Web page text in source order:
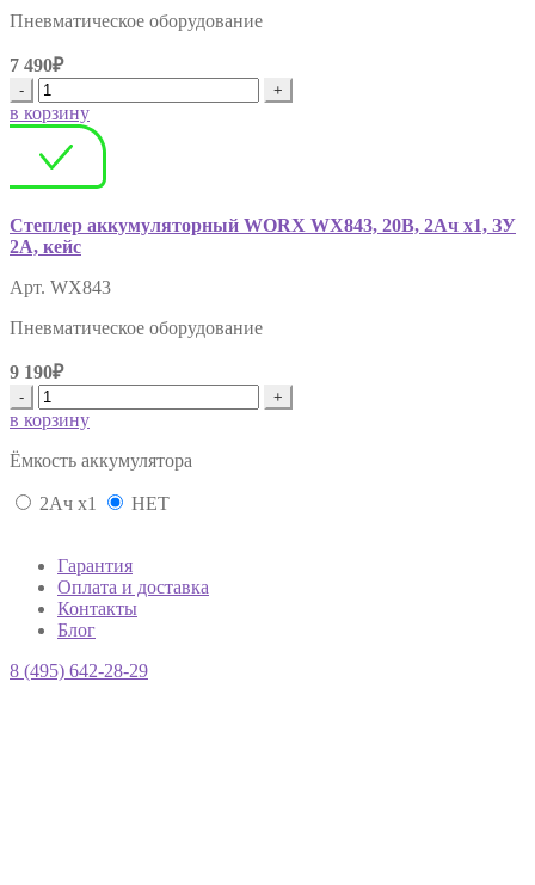
Пневматическое оборудование
7 490₽
- +
в корзину
Степлер аккумуляторный WORX WX843, 20В, 2Ач х1, ЗУ
2А, кейс
Арт. WX843
Пневматическое оборудование
9 190₽
- +
в корзину
Ëмкость аккумулятора
2Ач х1 НЕТ
Гарантия
Оплата и доставка
Контакты
Блог
8 (495) 642-28-29